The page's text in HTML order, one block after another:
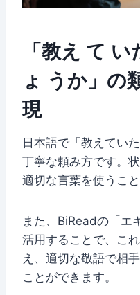
「教え て
ょ うか」の
現
日本語で「教えてい
丁寧な頼み方です。
適切な言葉を使うこと
また、BiReadの「エ
活用することで、こ
え、適切な敬語で相
ことができます。